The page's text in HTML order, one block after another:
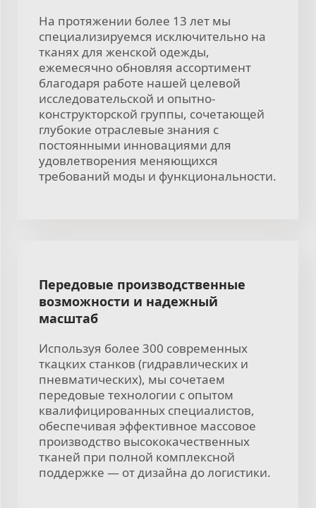
На протяжении более 13 лет мы
специализируемся исключительно на
тканях для женской одежды,
ежемесячно обновляя ассортимент
благодаря работе нашей целевой
исследовательской и опытно-
конструкторской группы, сочетающей
глубокие отраслевые знания с
постоянными инновациями для
удовлетворения меняющихся
требований моды и функциональности.
Передовые производственные
возможности и надежный
масштаб
Используя более 300 современных
ткацких станков (гидравлических и
пневматических), мы сочетаем
передовые технологии с опытом
квалифицированных специалистов,
обеспечивая эффективное массовое
производство высококачественных
тканей при полной комплексной
поддержке — от дизайна до логистики.